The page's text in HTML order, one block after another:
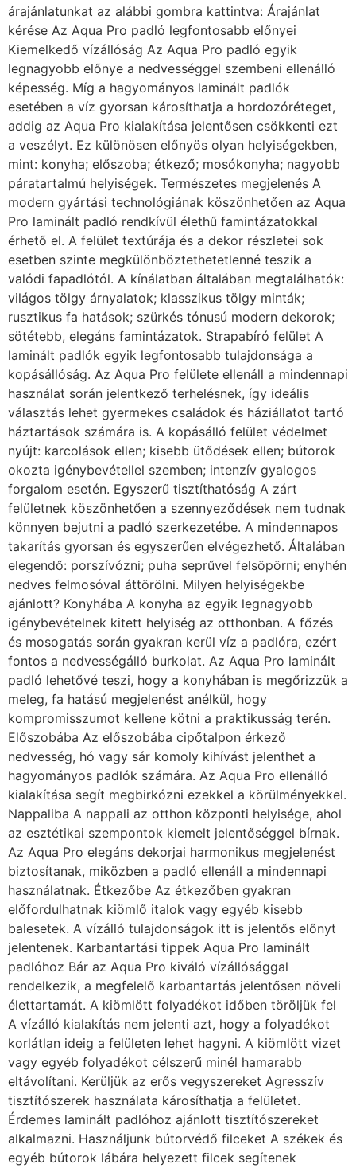
árajánlatunkat az alábbi gombra kattintva: Árajánlat
kérése Az Aqua Pro padló legfontosabb előnyei
Kiemelkedő vízállóság Az Aqua Pro padló egyik
legnagyobb előnye a nedvességgel szembeni ellenálló
képesség. Míg a hagyományos laminált padlók
esetében a víz gyorsan károsíthatja a hordozóréteget,
addig az Aqua Pro kialakítása jelentősen csökkenti ezt
a veszélyt. Ez különösen előnyös olyan helyiségekben,
mint: konyha; előszoba; étkező; mosókonyha; nagyobb
páratartalmú helyiségek. Természetes megjelenés A
modern gyártási technológiának köszönhetően az Aqua
Pro laminált padló rendkívül élethű famintázatokkal
érhető el. A felület textúrája és a dekor részletei sok
esetben szinte megkülönböztethetetlenné teszik a
valódi fapadlótól. A kínálatban általában megtalálhatók:
világos tölgy árnyalatok; klasszikus tölgy minták;
rusztikus fa hatások; szürkés tónusú modern dekorok;
sötétebb, elegáns famintázatok. Strapabíró felület A
laminált padlók egyik legfontosabb tulajdonsága a
kopásállóság. Az Aqua Pro felülete ellenáll a mindennapi
használat során jelentkező terhelésnek, így ideális
választás lehet gyermekes családok és háziállatot tartó
háztartások számára is. A kopásálló felület védelmet
nyújt: karcolások ellen; kisebb ütődések ellen; bútorok
okozta igénybevétellel szemben; intenzív gyalogos
forgalom esetén. Egyszerű tisztíthatóság A zárt
felületnek köszönhetően a szennyeződések nem tudnak
könnyen bejutni a padló szerkezetébe. A mindennapos
takarítás gyorsan és egyszerűen elvégezhető. Általában
elegendő: porszívózni; puha seprűvel felsöpörni; enyhén
nedves felmosóval áttörölni. Milyen helyiségekbe
ajánlott? Konyhába A konyha az egyik legnagyobb
igénybevételnek kitett helyiség az otthonban. A főzés
és mosogatás során gyakran kerül víz a padlóra, ezért
fontos a nedvességálló burkolat. Az Aqua Pro laminált
padló lehetővé teszi, hogy a konyhában is megőrizzük a
meleg, fa hatású megjelenést anélkül, hogy
kompromisszumot kellene kötni a praktikusság terén.
Előszobába Az előszobába cipőtalpon érkező
nedvesség, hó vagy sár komoly kihívást jelenthet a
hagyományos padlók számára. Az Aqua Pro ellenálló
kialakítása segít megbirkózni ezekkel a körülményekkel.
Nappaliba A nappali az otthon központi helyisége, ahol
az esztétikai szempontok kiemelt jelentőséggel bírnak.
Az Aqua Pro elegáns dekorjai harmonikus megjelenést
biztosítanak, miközben a padló ellenáll a mindennapi
használatnak. Étkezőbe Az étkezőben gyakran
előfordulhatnak kiömlő italok vagy egyéb kisebb
balesetek. A vízálló tulajdonságok itt is jelentős előnyt
jelentenek. Karbantartási tippek Aqua Pro laminált
padlóhoz Bár az Aqua Pro kiváló vízállósággal
rendelkezik, a megfelelő karbantartás jelentősen növeli
élettartamát. A kiömlött folyadékot időben töröljük fel
A vízálló kialakítás nem jelenti azt, hogy a folyadékot
korlátlan ideig a felületen lehet hagyni. A kiömlött vizet
vagy egyéb folyadékot célszerű minél hamarabb
eltávolítani. Kerüljük az erős vegyszereket Agresszív
tisztítószerek használata károsíthatja a felületet.
Érdemes laminált padlóhoz ajánlott tisztítószereket
alkalmazni. Használjunk bútorvédő filceket A székek és
egyéb bútorok lábára helyezett filcek segítenek